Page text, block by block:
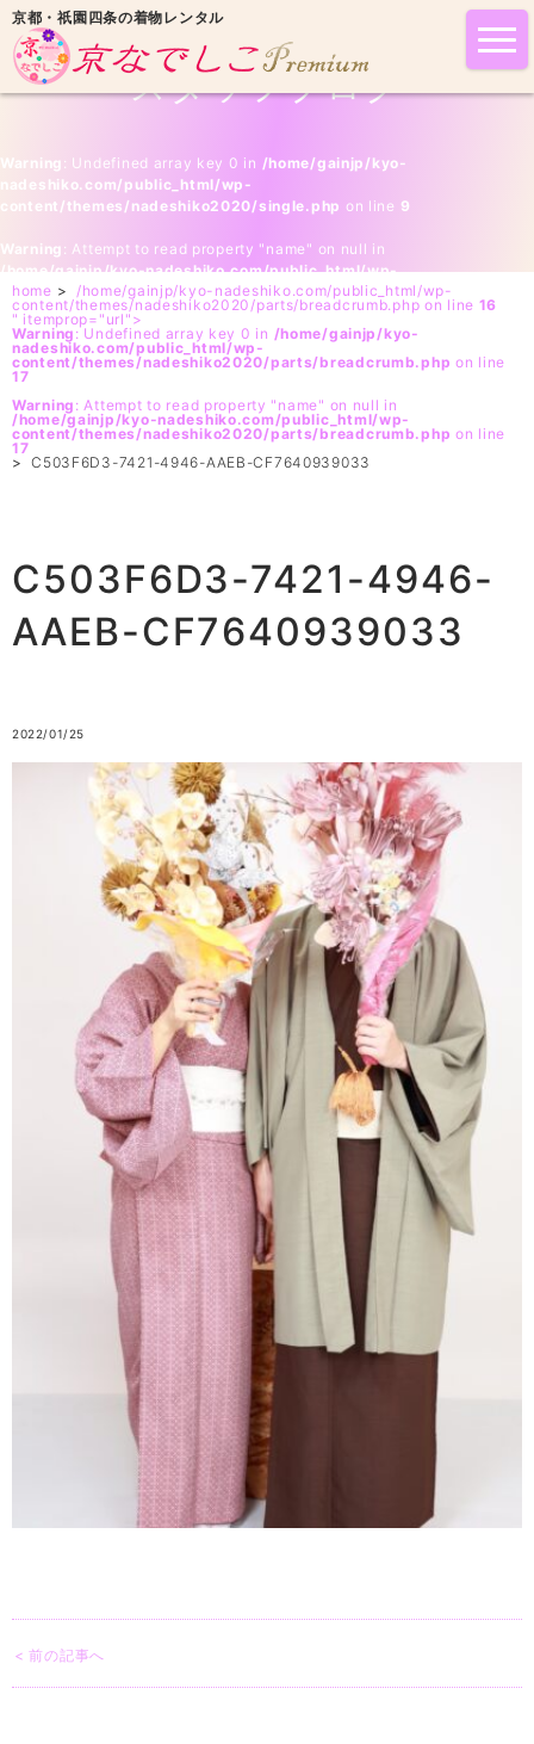
京都・祇園四条の着物レンタル
スタッフブログ
Warning : Undefined array key 0 in /home/gainjp/kyo-
nadeshiko.com/public_html/wp-
content/themes/nadeshiko2020/single.php on line 9
Warning : Attempt to read property "name" on null in
/home/gainjp/kyo-nadeshiko.com/public_html/wp-
content/themes/nadeshiko2020/single.phpon line9
home > /home/gainjp/kyo-nadeshiko.com/public_html/wp-
content/themes/nadeshiko2020/parts/breadcrumb.php on line 16
" itemprop="url">
Warning : Undefined array key 0 in /home/gainjp/kyo-
nadeshiko.com/public_html/wp-
content/themes/nadeshiko2020/parts/breadcrumb.php on line
17
Warning : Attempt to read property "name" on null in
/home/gainjp/kyo-nadeshiko.com/public_html/wp-
content/themes/nadeshiko2020/parts/breadcrumb.php on line
17
>C503F6D3-7421-4946-AAEB-CF7640939033
C503F6D3-7421-4946-
AAEB-CF7640939033
2022/01/25
< 前の記事へ